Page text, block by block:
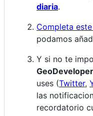
diaria.
Completa
podamos
Y si no te
uses (Twitter,
las
recordatorio